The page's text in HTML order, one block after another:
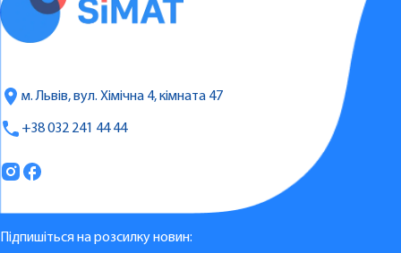
м. Львів, вул. Хімічна 4, кімната 47
+38 032 241 44 44
Підпишіться на розсилку новин: